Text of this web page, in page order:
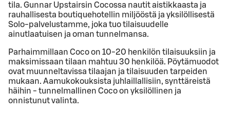
tila. Gunnar Upstairsin Cocossa nautit aistikkaasta ja
rauhallisesta boutiquehotellin miljööstä ja yksilöllisestä
Solo-palvelustamme, joka tuo tilaisuudelle
ainutlaatuisen ja oman tunnelmansa.
Parhaimmillaan Coco on 10-20 henkilön tilaisuuksiin ja
maksimissaan tilaan mahtuu 30 henkilöä. Pöytämuodot
ovat muunneltavissa tilaajan ja tilaisuuden tarpeiden
mukaan. Aamukokouksista juhlaillallisiin, synttäreistä
häihin - tunnelmallinen Coco on yksilöllinen ja
onnistunut valinta.